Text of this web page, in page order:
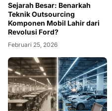
Sejarah Besar: Benarkah
Teknik Outsourcing
Komponen Mobil Lahir dari
Revolusi Ford?
Februari 25, 2026